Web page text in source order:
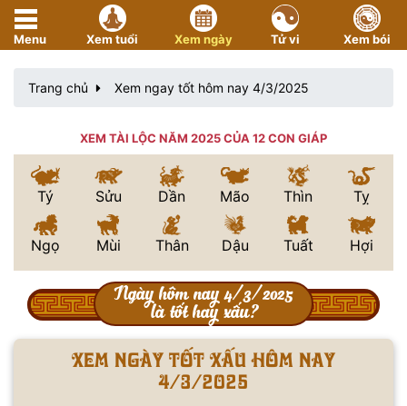
Menu Xem tuổi Xem ngày Tử vi Xem bói
Trang chủ Xem ngay tốt hôm nay 4/3/2025
XEM TÀI LỘC NĂM 2025 CỦA 12 CON GIÁP
Tý Sửu Dần Mão Thìn Tỵ
Ngọ Mùi Thân Dậu Tuất Hợi
Ngày hôm nay 4/3/2025
là tốt hay xấu?
Xem ngày tốt xấu hôm nay
4/3/2025